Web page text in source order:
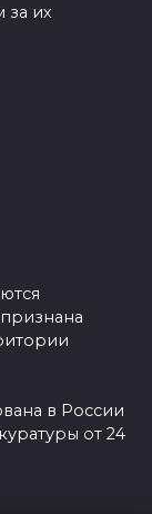
за их
в России
от 24